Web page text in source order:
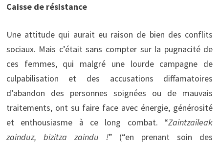
Caisse de résistance
Une attitude qui aurait eu raison de bien des conflits
sociaux. Mais c’était sans compter sur la pugnacité de
ces femmes, qui malgré une lourde campagne de
culpabilisation et des accusations diffamatoires
d’abandon des personnes soignées ou de mauvais
traitements, ont su faire face avec énergie, générosité
et enthousiasme à ce long combat. “Zaintzaileak
zainduz, bizitza zaindu !” (“en prenant soin des